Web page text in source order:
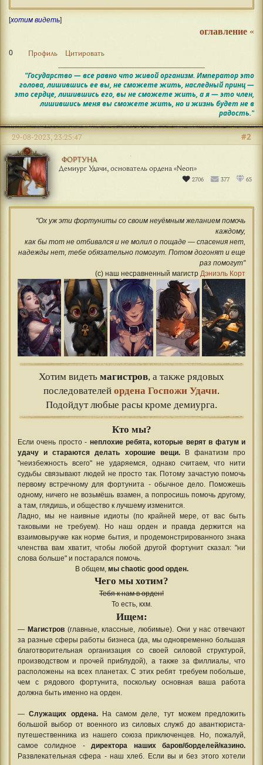
[хотим видеть]
оглавление «
0 Профиль Цитировать
"Государство — все равно что живой организм. Император это
голова, лишившись ее вы, не сможете жить, наследный принц —
это сердце, лишившись его, вы не сможете жить, а я — это член,
лишившись меня вы сможете жить, но и жизнь будет не в
радость."
ФОРТУНА
Демиург Удачи, основатель ордена «‎Neon»
2706 377 65
#2
29-08-2023, 23:25:47
"Ох уж эти фортуниты со своим неуёмным желанием помочь
каждому,
как бы тот не отбивался и не молил о пощаде — спасения нет,
надежды нет, тебе обязательно помогут. Потом догонят и еще
раз помогут"
(с) наш несравненный магистр Дэниэль Корт
Хотим видеть магистров, а также рядовых
последователей ордена Госпожи Удачи.
Подойдут любые расы кроме демиурга.
Кто мы?
Если очень просто - неплохие ребята, которые верят в фатум и
удачу и стараются делать хорошие вещи.В фанатизм про
"неизбежность всего" не ударяемся, однако считаем, что нити
судьбы связывают людей не просто так. Потому зачастую помочь
первому встречному для фортунита - обычное дело. Поможешь
одному, ничего не возьмёшь взамен, а попросишь помочь другому,
а там, глядишь, и общество к лучшему изменится.
Ладно, мы не наивные идиоты (по крайней мере, от вас быть
таковыми не требуем). Но наш орден и правда держится на
взаимовыручке как норме бытия, и продемонстрированного знака
членства вам хватит, чтобы любой другой фортунит сказал: "ни
слова больше" и постарался помочь.
В общем, мы chaotic good орден.
Чего мы хотим?
Тебя к нам в орден!
То есть, кхм.
Ищем:
— Магистров(главные, классные, любимые). Они у нас отвечают
за разные сферы работы бизнеса (да, мы одновременно большая
благотворительная организация со своей силовой структурой,
производством и прочей приблудой), а также за филлиалы, что
расположены на всех планетах. С этих ребят требуем побольше,
чем с рядового фортунита, поскольку основная ваша работа
должна быть именно на орден.
—Служащих ордена.На самом деле, тут можем предложить
большой выбор от военного из силовых служб до авантюриста-
путешественника из нашего союза приключенцев. Но, пожалуй,
самое солидное -директора наших баров/борделей/казино.
Развлекательная сфера - наш хлеб. Если вы и без этого хотели